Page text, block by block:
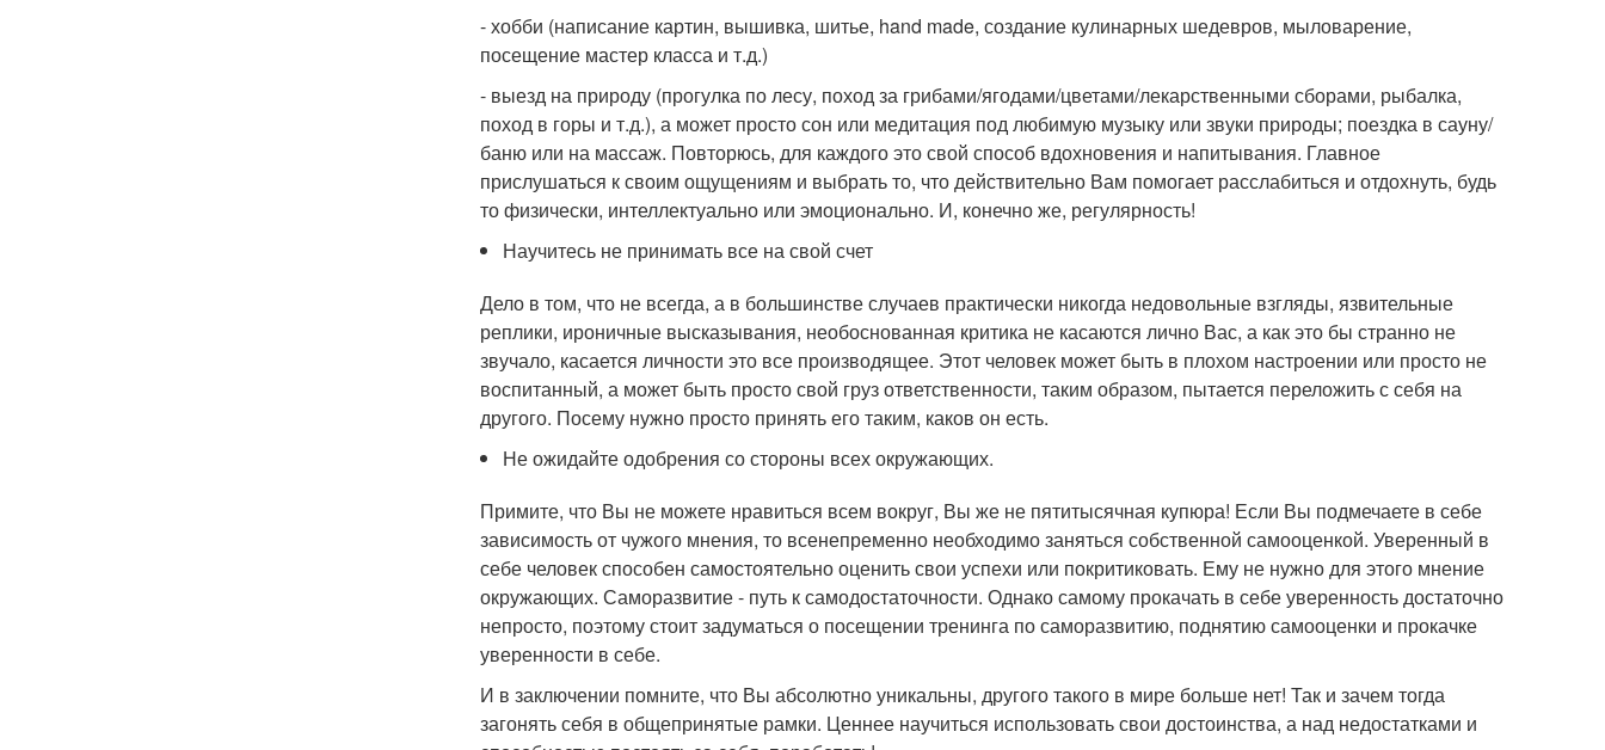
- хобби (написание картин, вышивка, шитье, hand made, создание кулинарных шедевров, мыловарение,
посещение мастер класса и т.д.)
- выезд на природу (прогулка по лесу, поход за грибами/ягодами/цветами/лекарственными сборами, рыбалка,
поход в горы и т.д.), а может просто сон или медитация под любимую музыку или звуки природы; поездка в сауну/
баню или на массаж. Повторюсь, для каждого это свой способ вдохновения и напитывания. Главное
прислушаться к своим ощущениям и выбрать то, что действительно Вам помогает расслабиться и отдохнуть, будь
то физически, интеллектуально или эмоционально. И, конечно же, регулярность!
Научитесь не принимать все на свой счет
Дело в том, что не всегда, а в большинстве случаев практически никогда недовольные взгляды, язвительные
реплики, ироничные высказывания, необоснованная критика не касаются лично Вас, а как это бы странно не
звучало, касается личности это все производящее. Этот человек может быть в плохом настроении или просто не
воспитанный, а может быть просто свой груз ответственности, таким образом, пытается переложить с себя на
другого. Посему нужно просто принять его таким, каков он есть.
Не ожидайте одобрения со стороны всех окружающих.
Примите, что Вы не можете нравиться всем вокруг, Вы же не пятитысячная купюра! Если Вы подмечаете в себе
зависимость от чужого мнения, то всенепременно необходимо заняться собственной самооценкой. Уверенный в
себе человек способен самостоятельно оценить свои успехи или покритиковать. Ему не нужно для этого мнение
окружающих. Саморазвитие - путь к самодостаточности. Однако самому прокачать в себе уверенность достаточно
непросто, поэтому стоит задуматься о посещении тренинга по саморазвитию, поднятию самооценки и прокачке
уверенности в себе.
И в заключении помните, что Вы абсолютно уникальны, другого такого в мире больше нет! Так и зачем тогда
загонять себя в общепринятые рамки. Ценнее научиться использовать свои достоинства, а над недостатками и